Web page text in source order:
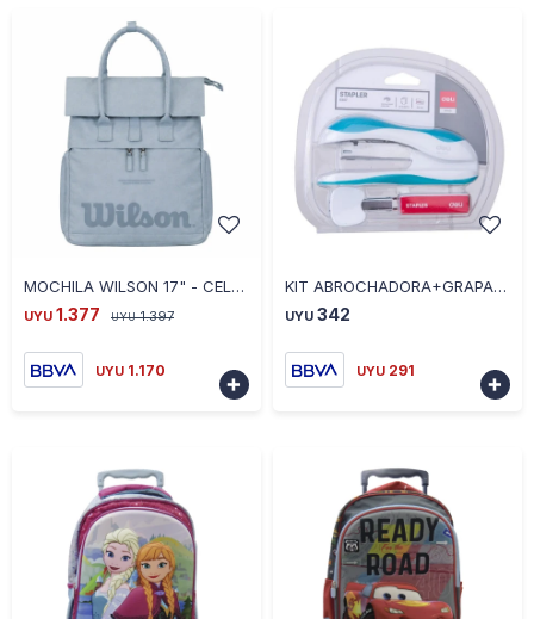
MOCHILA WILSON 17" - CELESTE
UYU 1.377 UYU 1.397
UYU 1.170

KIT ABROCHADORA+GRAPAS+SACA GRAPAS COLOR SURTIDO REF,E0357
UYU 342
UYU 291
